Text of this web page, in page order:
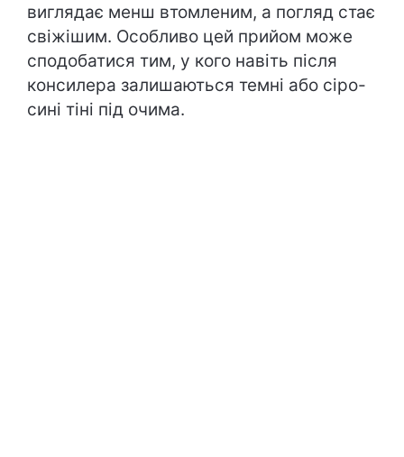
виглядає менш втомленим, а погляд стає
свіжішим. Особливо цей прийом може
сподобатися тим, у кого навіть після
консилера залишаються темні або сіро-
сині тіні під очима.